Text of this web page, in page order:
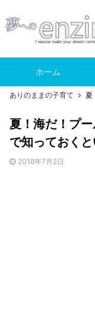
ホーム
ありのままの子育て
夏！海だ！プ
で知っておくと
2016年7月2日